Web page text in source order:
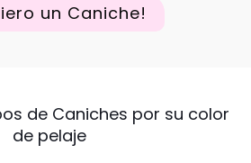
un Caniche!
de Caniches por su color
de pelaje